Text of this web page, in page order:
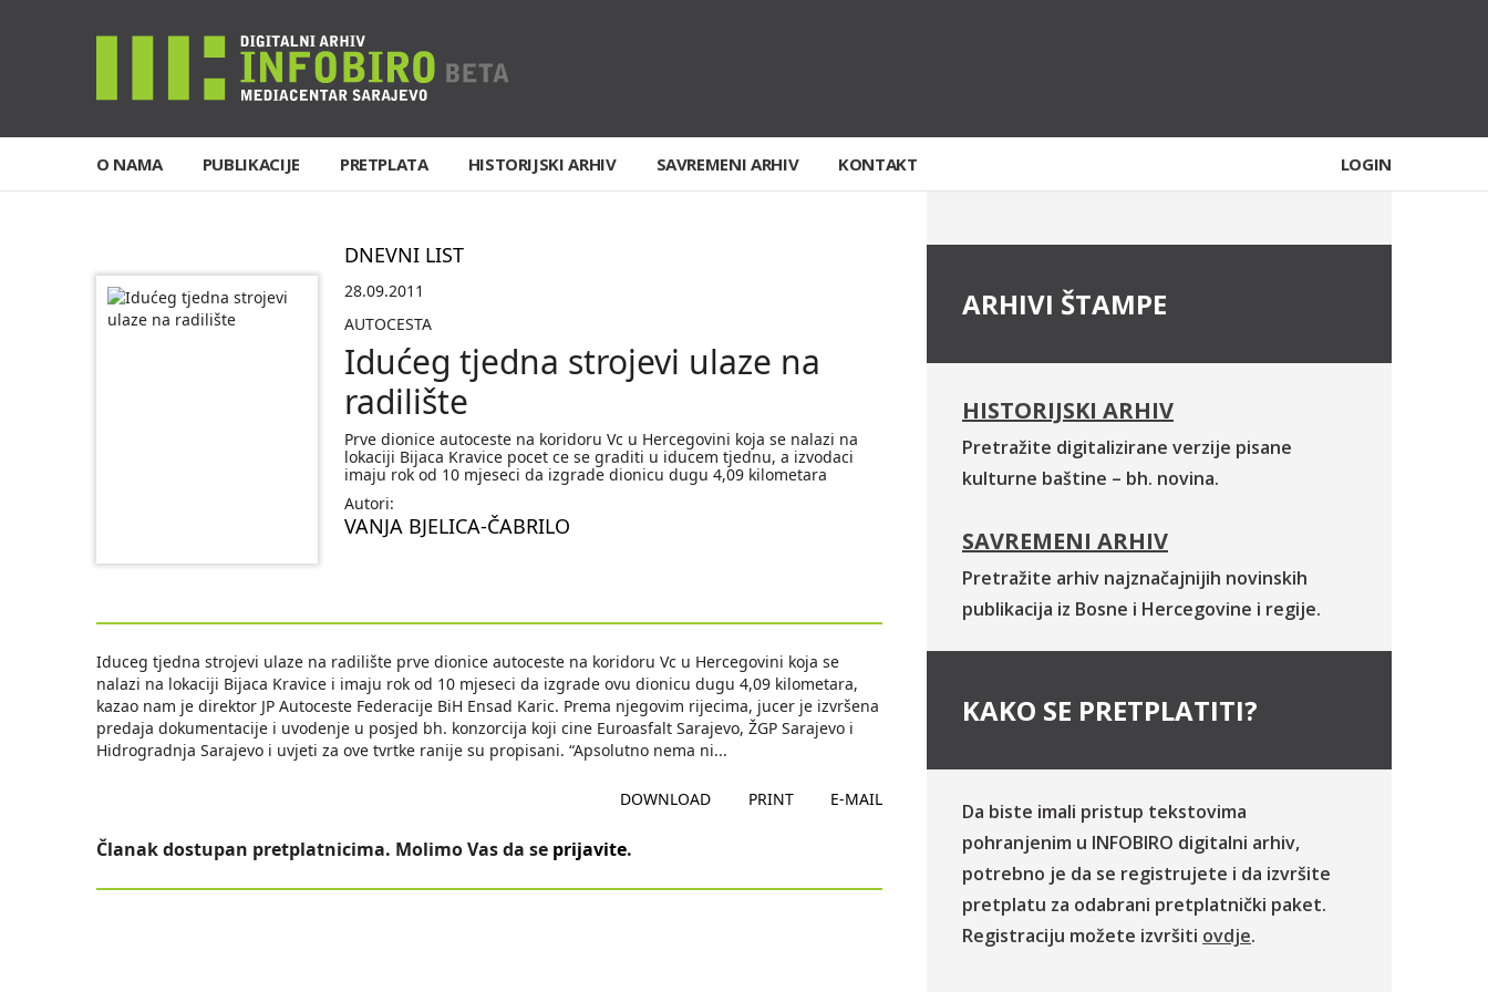
O NAMA PUBLIKACIJE PRETPLATA HISTORIJSKI ARHIV SAVREMENI ARHIV KONTAKT LOGIN
DNEVNI LIST
28.09.2011
AUTOCESTA
Idućeg tjedna strojevi ulaze na
radilište
Prve dionice autoceste na koridoru Vc u Hercegovini koja se nalazi na
lokaciji Bijaca Kravice pocet ce se graditi u iducem tjednu, a izvodaci
imaju rok od 10 mjeseci da izgrade dionicu dugu 4,09 kilometara
Autori:
VANJA BJELICA-ČABRILO
Iduceg tjedna strojevi ulaze na radilište prve dionice autoceste na koridoru Vc u Hercegovini koja se
nalazi na lokaciji Bijaca Kravice i imaju rok od 10 mjeseci da izgrade ovu dionicu dugu 4,09 kilometara,
kazao nam je direktor JP Autoceste Federacije BiH Ensad Karic. Prema njegovim rijecima, jucer je izvršena
predaja dokumentacije i uvodenje u posjed bh. konzorcija koji cine Euroasfalt Sarajevo, ŽGP Sarajevo i
Hidrogradnja Sarajevo i uvjeti za ove tvrtke ranije su propisani. “Apsolutno nema ni...
DOWNLOAD PRINT E-MAIL
Članak dostupan pretplatnicima. Molimo Vas da se prijavite.
ARHIVI ŠTAMPE
HISTORIJSKI ARHIV
Pretražite digitalizirane verzije pisane
kulturne baštine – bh. novina.
SAVREMENI ARHIV
Pretražite arhiv najznačajnijih novinskih
publikacija iz Bosne i Hercegovine i regije.
KAKO SE PRETPLATITI?
Da biste imali pristup tekstovima
pohranjenim u INFOBIRO digitalni arhiv,
potrebno je da se registrujete i da izvršite
pretplatu za odabrani pretplatnički paket.
Registraciju možete izvršiti ovdje.